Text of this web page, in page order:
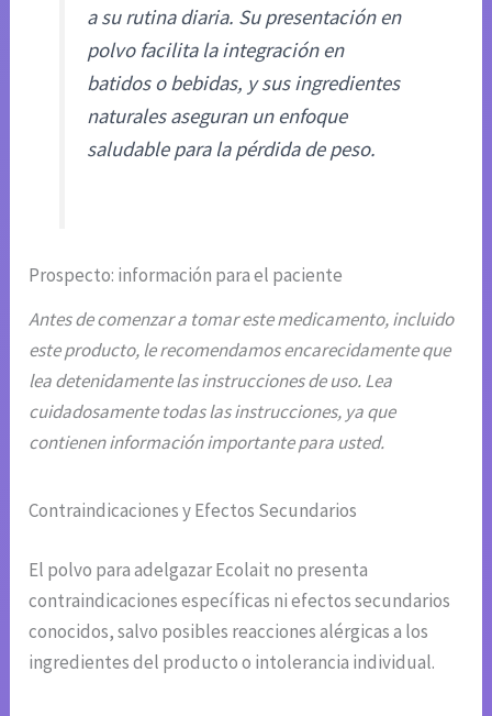
a su rutina diaria. Su presentación en
polvo facilita la integración en
batidos o bebidas, y sus ingredientes
naturales aseguran un enfoque
saludable para la pérdida de peso.
Prospecto: información para el paciente
Antes de comenzar a tomar este medicamento, incluido
este producto, le recomendamos encarecidamente que
lea detenidamente las instrucciones de uso. Lea
cuidadosamente todas las instrucciones, ya que
contienen información importante para usted.
Contraindicaciones y Efectos Secundarios
El polvo para adelgazar Ecolait no presenta
contraindicaciones específicas ni efectos secundarios
conocidos, salvo posibles reacciones alérgicas a los
ingredientes del producto o intolerancia individual.